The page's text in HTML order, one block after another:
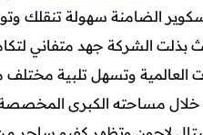
الضامنة سهولة تنقلك
بذلت الشركة جهد متفاني
العالمية وتسهل تلبية
خلال مساحته الكبرى